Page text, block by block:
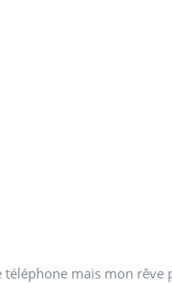
mais mon rêve